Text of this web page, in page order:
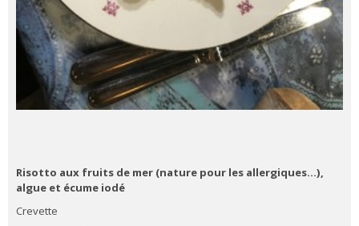
Risotto aux fruits de mer (nature pour les allergiques…),
algue et écume iodé
Crevette